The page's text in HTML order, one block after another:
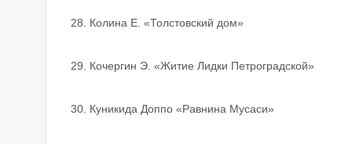
28. Колина Е. «Толстовский дом»
29. Кочергин Э. «Житие Лидки Петроградской»
30. Куникида Доппо «Равнина Мусаси»